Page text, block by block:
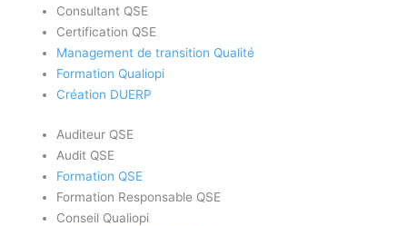
Consultant QSE
Certification QSE
Management de transition Qualité
Formation Qualiopi
Création DUERP
Auditeur QSE
Audit QSE
Formation QSE
Formation Responsable QSE
Conseil Qualiopi